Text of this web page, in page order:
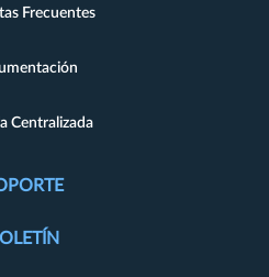
Frecuentes
Centralizada